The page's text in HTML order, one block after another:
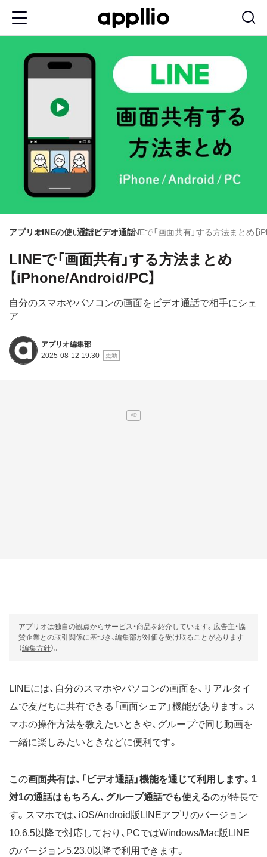
アプリオLINEの使い方
通話ビデオ通話LINEで「画面共有」する方法まとめ【
LINEで「画面共有」する方法まとめ
【iPhone/Android/PC】
自分のスマホやパソコンの画面をビデオ通話で相手にシェ
ア
アプリオ編集部
2025-08-12 19:30
アプリオは独自の観点からサービス・商品を紹介しています。広告主・協
賛企業との取引関係に基づき、編集部が対価を受け取ることがあります
（編集方針）。
LINEには、自分のスマホやパソコンの画面を、リアルタイ
ムで友だちに共有できる「画面シェア」機能があります。ス
マホの操作方法を教えたいときや、グループで同じ動画を
一緒に楽しみたいときなどに便利です。
この画面共有は、「ビデオ通話」機能を通じて利用します。1
対1の通話はもちろん、グループ通話でも使えるのが特長で
す。スマホでは、iOS/Android版LINEアプリのバージョン
10.6.5以降で対応しており、PCではWindows/Mac版LINE
のバージョン5.23.0以降で利用できます。